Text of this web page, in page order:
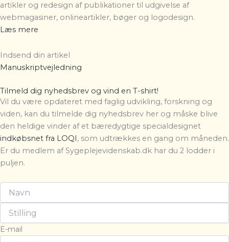
artikler og redesign af publikationer til udgivelse af
webmagasiner, onlineartikler, bøger og logodesign.
Læs mere
Indsend din artikel
Manuskriptvejledning
Tilmeld dig nyhedsbrev og vind en T-shirt!
Vil du være opdateret med faglig udvikling, forskning og
viden, kan du tilmelde dig nyhedsbrev her og måske blive
den heldige vinder af et bæredygtige specialdesignet
indkøbsnet fra LOQI , som udtrækkes en gang om måneden.
Er du medlem af Sygeplejevidenskab.dk har du 2 lodder i
puljen.
E-mail